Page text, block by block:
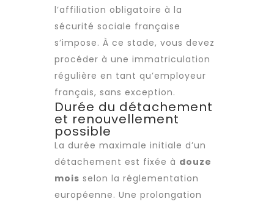
l’affiliation obligatoire à la
sécurité sociale française
s’impose. À ce stade, vous devez
procéder à une immatriculation
régulière en tant qu’employeur
français, sans exception.
Durée du détachement
et renouvellement
possible
La durée maximale initiale d’un
détachement est fixée à douze
mois selon la réglementation
européenne. Une prolongation